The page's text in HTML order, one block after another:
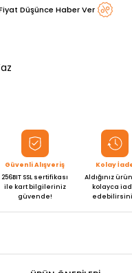
Düşünce Haber Ver
Güvenli Alışveriş
256BIT SSL sertifikası
ile kart bilgileriniz
güvende!
Kolay
Aldığınız
kolayca